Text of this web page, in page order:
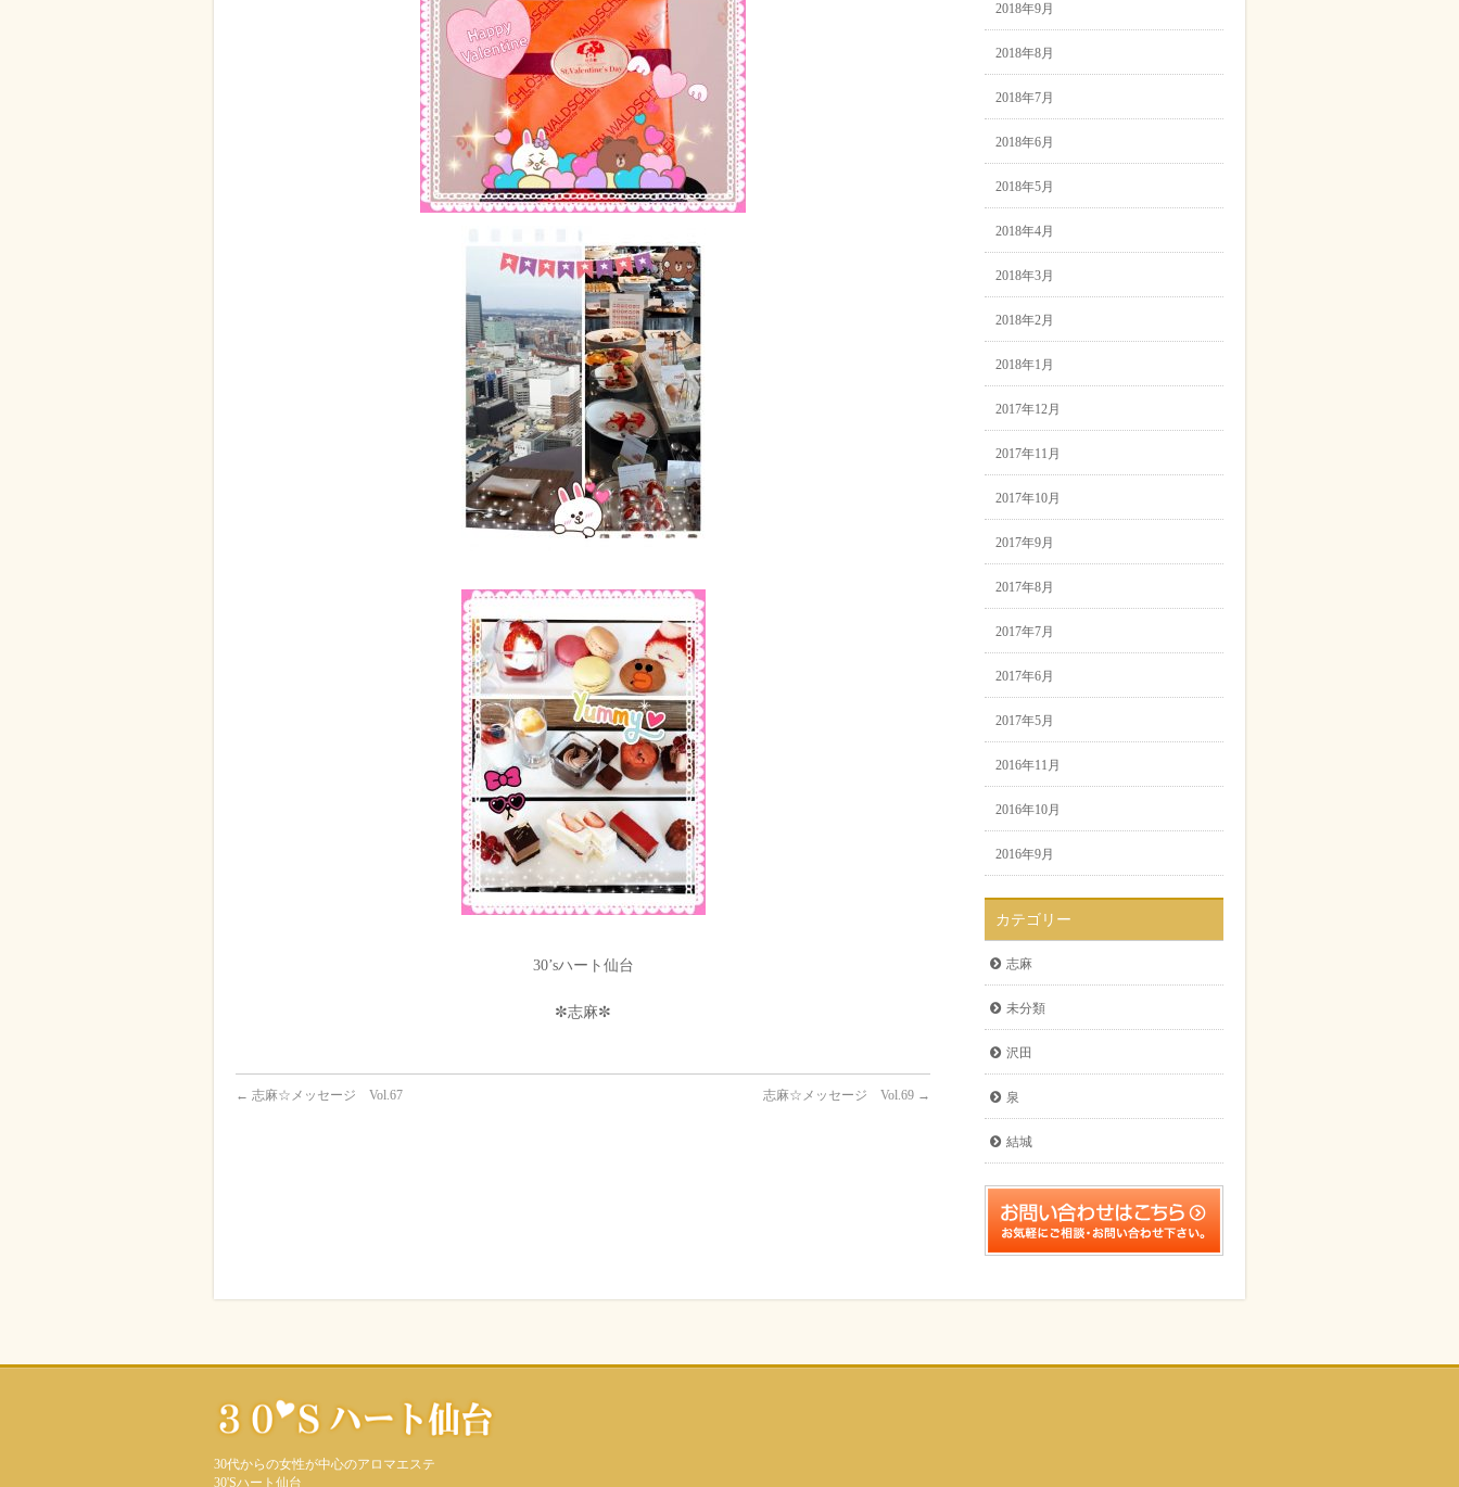
30’sハート仙台
✼志麻✼
← 志麻☆メッセージ Vol.67 志麻☆メッセージ Vol.69 →
2018年9月
2018年8月
2018年7月
2018年6月
2018年5月
2018年4月
2018年3月
2018年2月
2018年1月
2017年12月
2017年11月
2017年10月
2017年9月
2017年8月
2017年7月
2017年6月
2017年5月
2016年11月
2016年10月
2016年9月
カテゴリー
志麻
未分類
沢田
泉
結城
30代からの女性が中心のアロマエステ
30'Sハート仙台